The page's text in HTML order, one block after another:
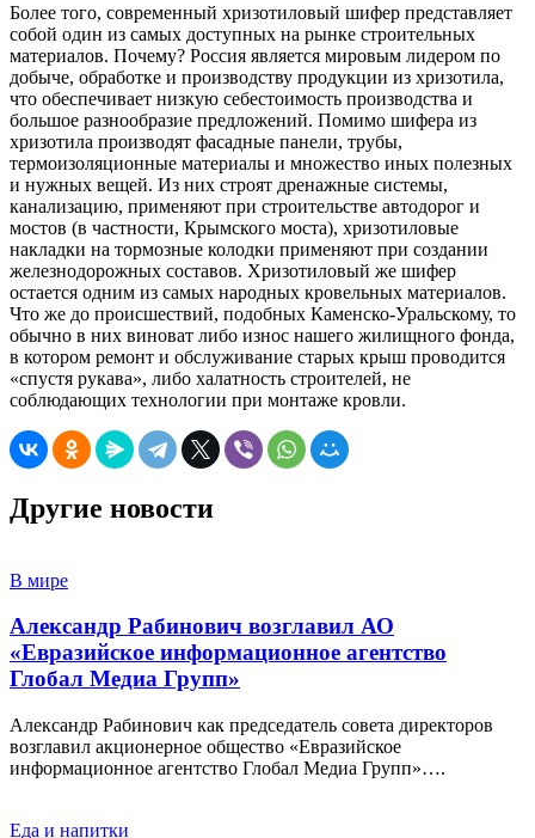
Более того, современный хризотиловый шифер представляет
собой один из самых доступных на рынке строительных
материалов. Почему? Россия является мировым лидером по
добыче, обработке и производству продукции из хризотила,
что обеспечивает низкую себестоимость производства и
большое разнообразие предложений. Помимо шифера из
хризотила производят фасадные панели, трубы,
термоизоляционные материалы и множество иных полезных
и нужных вещей. Из них строят дренажные системы,
канализацию, применяют при строительстве автодорог и
мостов (в частности, Крымского моста), хризотиловые
накладки на тормозные колодки применяют при создании
железнодорожных составов. Хризотиловый же шифер
остается одним из самых народных кровельных материалов.
Что же до происшествий, подобных Каменско-Уральскому, то
обычно в них виноват либо износ нашего жилищного фонда,
в котором ремонт и обслуживание старых крыш проводится
«спустя рукава», либо халатность строителей, не
соблюдающих технологии при монтаже кровли.
Другие новости
В мире
Александр Рабинович возглавил АО
«Евразийское информационное агентство
Глобал Медиа Групп»
Александр Рабинович как председатель совета директоров
возглавил акционерное общество «Евразийское
информационное агентство Глобал Медиа Групп»….
Еда и напитки